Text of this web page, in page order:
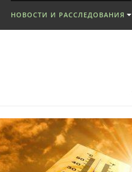
НОВОСТИ И РАССЛЕДОВАНИЯ